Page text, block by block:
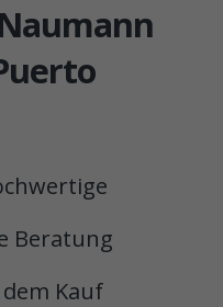
Beratung
Kauf